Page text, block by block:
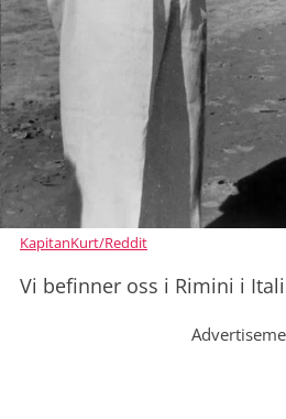
KapitanKurt/Reddit
Vi befinner oss i Rimini i